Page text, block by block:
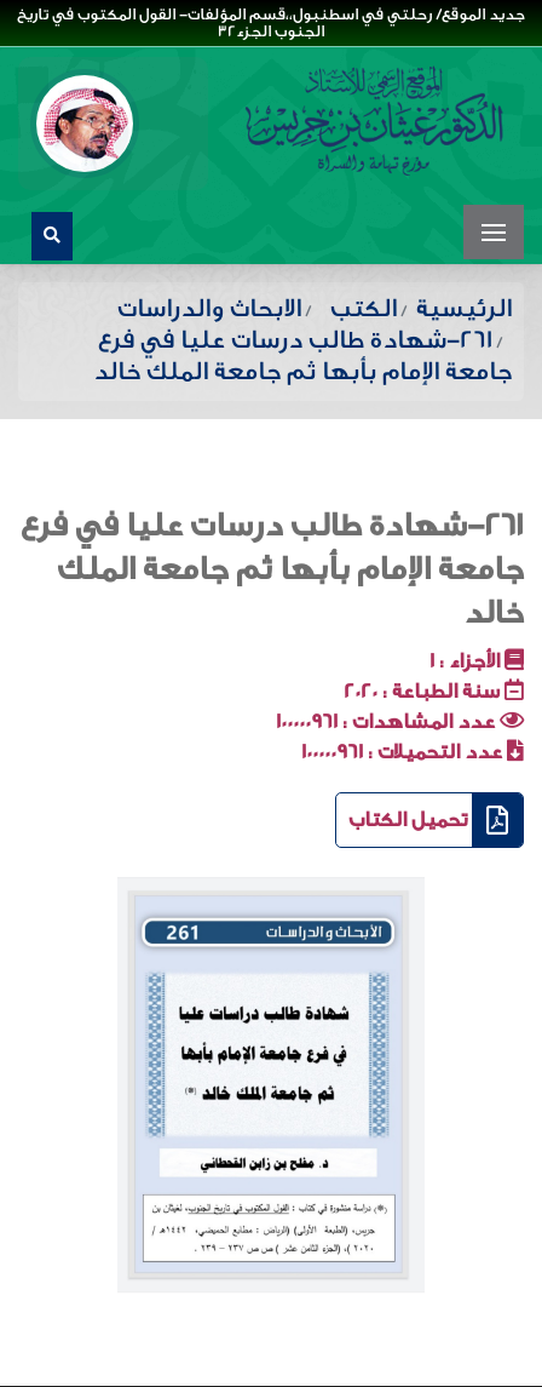
جديد الموقع/ رحلتي في اسطنبول،،قسم المؤلفات- القول المكتوب في تاريخ
الجنوب الجزء32
الرئيسية الكتب
الابحاث والدراسات
261-شهادة طالب درسات عليا في فرع
جامعة الإمام بأبها ثم جامعة الملك خالد
261-شهادة طالب درسات عليا في فرع
جامعة الإمام بأبها ثم جامعة الملك
خالد
الأجزاء : 1
سنة الطباعة : 2020
عدد المشاهدات : 100000961
عدد التحميلات : 100000961
تحميل الكتاب